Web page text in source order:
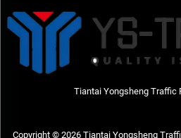
Tiantai Yongsheng Traffic
Copyright © 2026 Tiantai Yongsheng